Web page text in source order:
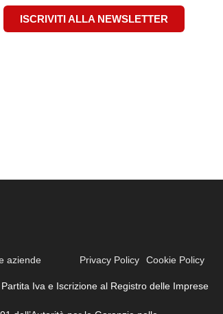
ISCRIVITI ALLA NEWSLETTER
aziende Privacy Policy Cookie Policy
Iva e Iscrizione al Registro delle Imprese